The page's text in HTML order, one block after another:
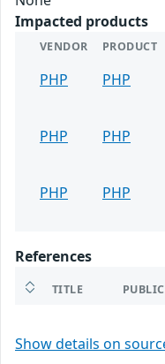
Impacted products
VENDOR PRODUCT
PHP PHP
PHP
PHP
PHP
PHP
References
TITLE
Show details on